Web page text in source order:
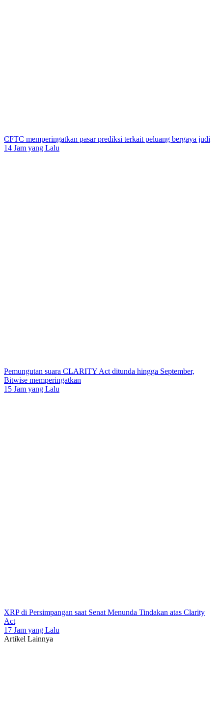
CFTC memperingatkan pasar prediksi terkait peluang bergaya judi
14 Jam yang Lalu
Pemungutan suara CLARITY Act ditunda hingga September,
Bitwise memperingatkan
15 Jam yang Lalu
XRP di Persimpangan saat Senat Menunda Tindakan atas Clarity
Act
17 Jam yang Lalu
Artikel Lainnya